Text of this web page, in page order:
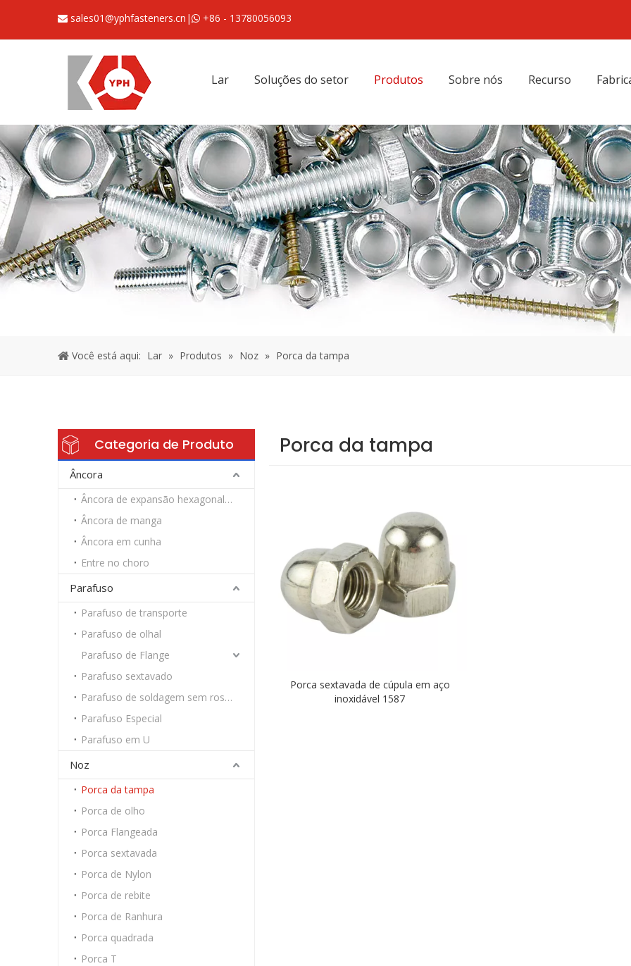
 sales01@yphfasteners.cn |  +86 - 13780056093
Lar Soluções do setor Produtos Sobre nós Recurso
Você está aqui: Lar » Produtos » Noz » Porca da tampa
Categoria de Produto
Âncora
Âncora de expansão hexagonal resistente
Âncora de manga
Âncora em cunha
Entre no choro
Parafuso
Parafuso de transporte
Parafuso de olhal
Parafuso de Flange
Parafuso sextavado
Parafuso de soldagem sem rosca
Parafuso Especial
Parafuso em U
Noz
Porca da tampa
Porca de olho
Porca Flangeada
Porca sextavada
Porca de Nylon
Porca de rebite
Porca de Ranhura
Porca quadrada
Porca T
Porca da tampa
Porca sextavada de cúpula em aço
inoxidável 1587